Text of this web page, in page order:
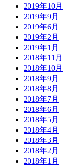
2019年10月
2019年9月
2019年6月
2019年2月
2019年1月
2018年11月
2018年10月
2018年9月
2018年8月
2018年7月
2018年6月
2018年5月
2018年4月
2018年3月
2018年2月
2018年1月